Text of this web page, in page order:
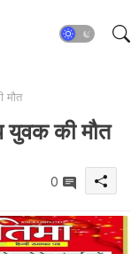
मौत
युवक की मौत
0